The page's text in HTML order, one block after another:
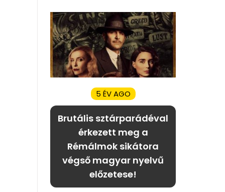
5 ÉV AGO
Brutális sztárparádéval
érkezett meg a
Rémálmok sikátora
végső magyar nyelvű
előzetese!